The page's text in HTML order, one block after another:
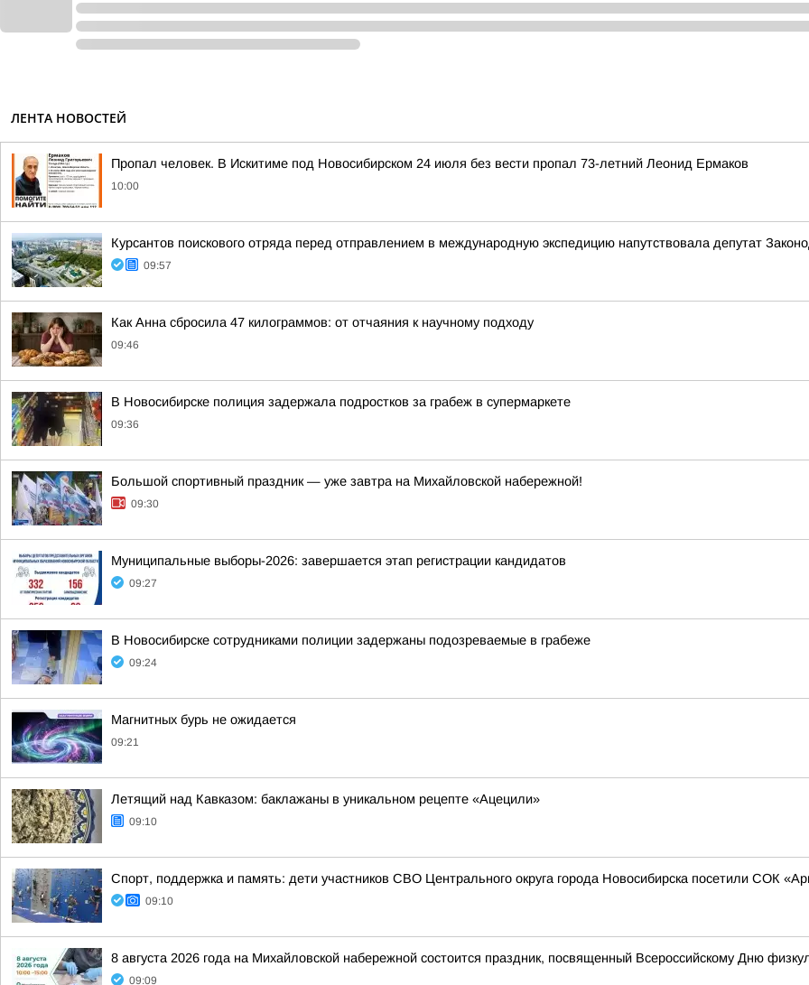
ЛЕНТА НОВОСТЕЙ
Пропал человек. В Искитиме под Новосибирском 24 июля без вести пропал 73-летний Леонид Ермаков
10:00
Курсантов поискового отряда перед отправлением в международную экспедицию напутствовала депутат
09:57
Как Анна сбросила 47 килограммов: от отчаяния к научному подходу
09:46
В Новосибирске полиция задержала подростков за грабеж в супермаркете
09:36
Большой спортивный праздник — уже завтра на Михайловской набережной!
09:30
Муниципальные выборы-2026: завершается этап регистрации кандидатов
09:27
В Новосибирске сотрудниками полиции задержаны подозреваемые в грабеже
09:24
Магнитных бурь не ожидается
09:21
Летящий над Кавказом: баклажаны в уникальном рецепте «Ацецили»
09:10
Спорт, поддержка и память: дети участников СВО Центрального округа города Новосибирска посетили СОК
09:10
8 августа 2026 года на Михайловской набережной состоится праздник, посвященный Всероссийскому Дню
09:09